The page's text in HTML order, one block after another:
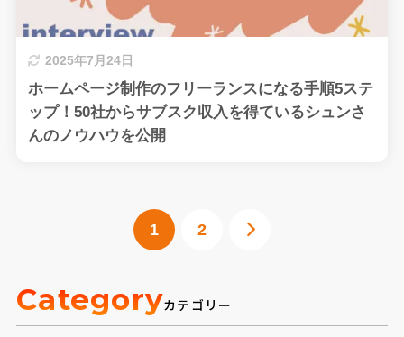
2025年7月24日
ホームページ制作のフリーランスになる手順5ステ
ップ！50社からサブスク収入を得ているシュンさ
んのノウハウを公開
1 2
Categoryカテゴリー